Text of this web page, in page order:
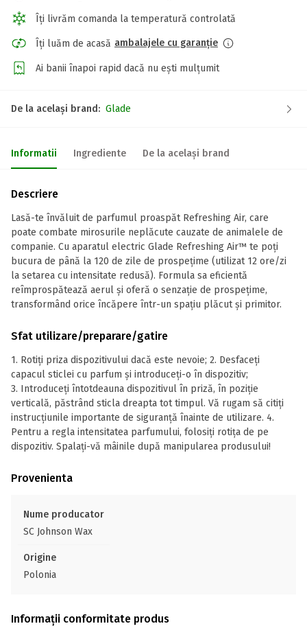
Îți livrăm comanda la temperatură controlată
Îți luăm de acasă ambalajele cu garanție
Ai banii înapoi rapid dacă nu ești mulțumit
De la același brand: Glade
Informatii Ingrediente De la același brand
Descriere
Lasă-te învăluit de parfumul proaspăt Refreshing Air, care
poate combate mirosurile neplăcute cauzate de animalele de
companie. Cu aparatul electric Glade Refreshing Air™ te poți
bucura de până la 120 de zile de prospețime (utilizat 12 ore/zi
la setarea cu intensitate redusă). Formula sa eficientă
reîmprospătează aerul și oferă o senzație de prospețime,
transformând orice încăpere într-un spațiu plăcut și primitor.
Sfat utilizare/preparare/gatire
1. Rotiți priza dispozitivului dacă este nevoie; 2. Desfaceți
capacul sticlei cu parfum și introduceți-o în dispozitiv;
3. Introduceți întotdeauna dispozitivul în priză, în poziție
verticală, păstrând sticla dreapta tot timpul. Vă rugam să citiți
instrucțiunile importante de siguranță înainte de utilizare. 4.
Pentru a regla intensitatea parfumului, folosiți rotița de pe
dispozitiv. Spalați-vă mâinile după manipularea produsului!
Provenienta
Nume producator
SC Johnson Wax
Origine
Polonia
Informații conformitate produs